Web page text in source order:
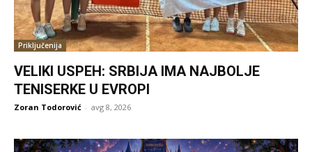
Priključenija
VELIKI USPEH: SRBIJA IMA NAJBOLJE
TENISERKE U EVROPI
Zoran Todorović - avg 8, 2026